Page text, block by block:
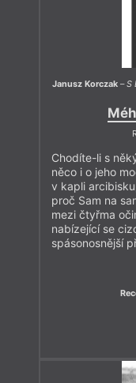
Janusz Korczak –S
Chodíte-li s
něco i o jeho
v kapli
proč Sam na
mezi čtyřma
nabízející se
spásonosnější